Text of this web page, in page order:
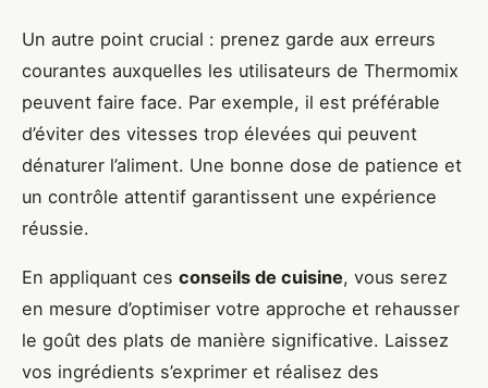
Un autre point crucial : prenez garde aux erreurs
courantes auxquelles les utilisateurs de Thermomix
peuvent faire face. Par exemple, il est préférable
d’éviter des vitesses trop élevées qui peuvent
dénaturer l’aliment. Une bonne dose de patience et
un contrôle attentif garantissent une expérience
réussie.
En appliquant ces conseils de cuisine, vous serez
en mesure d’optimiser votre approche et rehausser
le goût des plats de manière significative. Laissez
vos ingrédients s’exprimer et réalisez des